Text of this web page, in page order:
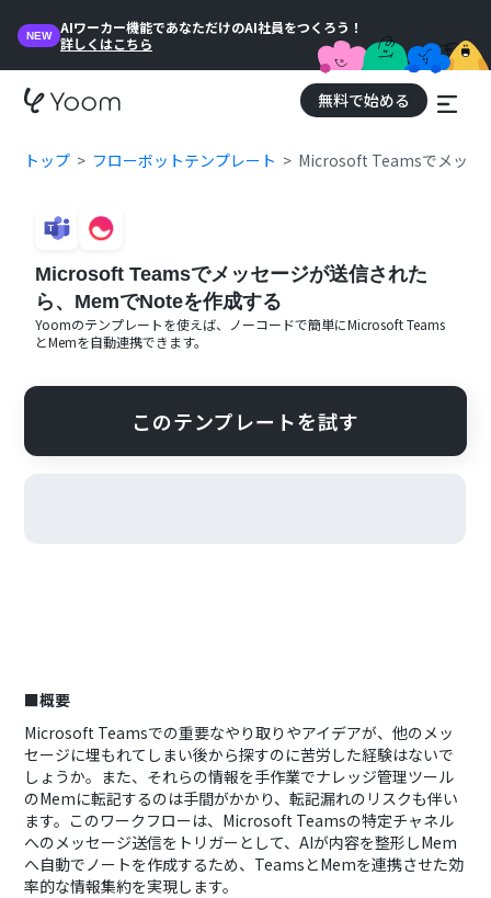
NEW
AIワーカー機能であなただけのAI社員をつくろう！
詳しくはこちら
無料で始める
トップ フローボットテンプレート Microsoft Teamsでメッセ
Microsoft Teamsでメッセージが送信された
ら、MemでNoteを作成する
Yoomのテンプレートを使えば、ノーコードで簡単にMicrosoft Teams
とMemを自動連携できます。
このテンプレートを試す
■概要
Microsoft Teamsでの重要なやり取りやアイデアが、他のメッ
セージに埋もれてしまい後から探すのに苦労した経験はないで
しょうか。また、それらの情報を手作業でナレッジ管理ツール
のMemに転記するのは手間がかかり、転記漏れのリスクも伴い
ます。このワークフローは、Microsoft Teamsの特定チャネル
へのメッセージ送信をトリガーとして、AIが内容を整形しMem
へ自動でノートを作成するため、TeamsとMemを連携させた効
率的な情報集約を実現します。